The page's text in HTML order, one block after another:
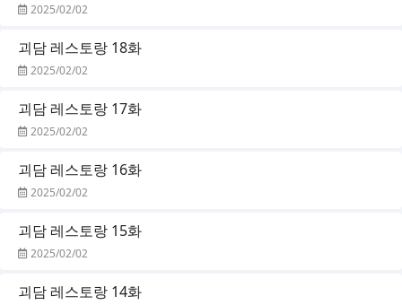
2025/02/02
괴담 레스토랑 18화
2025/02/02
괴담 레스토랑 17화
2025/02/02
괴담 레스토랑 16화
2025/02/02
괴담 레스토랑 15화
2025/02/02
괴담 레스토랑 14화